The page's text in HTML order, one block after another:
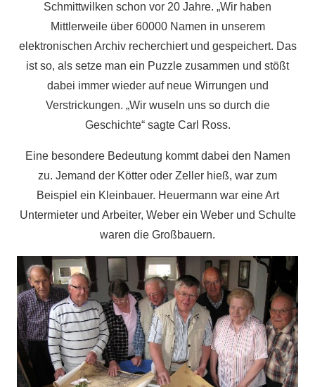
Schmittwilken schon vor 20 Jahre. „Wir haben
Mittlerweile über 60000 Namen in unserem
elektronischen Archiv recherchiert und gespeichert. Das
ist so, als setze man ein Puzzle zusammen und stößt
dabei immer wieder auf neue Wirrungen und
Verstrickungen. „Wir wuseln uns so durch die
Geschichte“ sagte Carl Ross.
Eine besondere Bedeutung kommt dabei den Namen
zu. Jemand der Kötter oder Zeller hieß, war zum
Beispiel ein Kleinbauer. Heuermann war eine Art
Untermieter und Arbeiter, Weber ein Weber und Schulte
waren die Großbauern.